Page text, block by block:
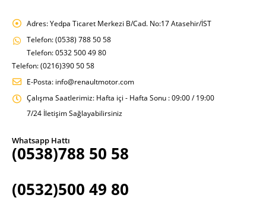
Adres:Yedpa Ticaret Merkezi B/Cad. No:17 Atasehir/İST
Telefon:(0538) 788 50 58
Telefon: 0532 500 49 80
Telefon: (0216)390 50 58
E-Posta: info@renaultmotor.com
Çalışma Saatlerimiz: Hafta içi - Hafta Sonu : 09:00 / 19:00
7/24 İletişim Sağlayabilirsiniz
Whatsapp Hattı
(0538)788 50 58
(0532)500 49 80